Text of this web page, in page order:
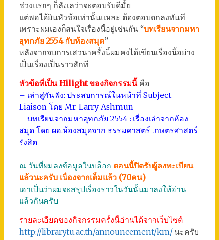
ช่วงแรกๆ ก็ลังเลว่าจะตอบรับดีมั้ย
แต่พอได้ยินหัวข้อเท่านั้นแหละ ต้องตอบตกลงทันที
เพราะผมเองก็สนใจเรื่องนี้อยู่เช่นกัน “บทเรียนจากมหา
อุทกภัย 2554 กับห้องสมุด”
หลังจากจบการเสวนาครั้งนี้ผมคงได้เขียนเรื่องนี้อย่าง
เป็นเรื่องเป็นราวสักที
หัวข้อที่เป็น Hilight ของกิจกรรมนี้คือ
– เล่าสู่กันฟัง: ประสบการณ์ในหน้าที่ Subject
Liaison โดย Mr. Larry Ashmun
– บทเรียนจากมหาอุทกภัย 2554 : เรื่องเล่าจากห้อง
สมุด โดย ผอ.ห้องสมุดจาก ธรรมศาสตร์ เกษตรศาสตร์
รังสิต
ณ วันที่ผมลงข้อมูลในบล็อก ตอนนี้ปิดรับผู้ลงทะเบียน
แล้วนะครับ เนื่องจากเต็มแล้ว (70คน)
เอาเป็นว่าผมจะสรุปเรื่องราวในวันนั้นมาลงให้อ่าน
แล้วกันครับ
รายละเอียดของกิจกรรมครั้งนี้อ่านได้จากเว็บไซต์
http://library.tu.ac.th/announcement/km/นะครับ